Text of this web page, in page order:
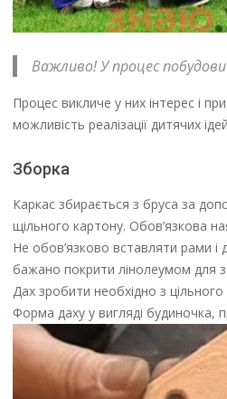
Важливо! У процес
Процес викличе у них інтерес і
можливість реалізації дитячих
Зборка
Каркас збирається з бруса за
щільного картону. Обов’язкова
Не обов’язково вставляти рами
бажано покрити лінолеумом для
Дах зробити необхідно з
Форма даху у вигляді будиночка,